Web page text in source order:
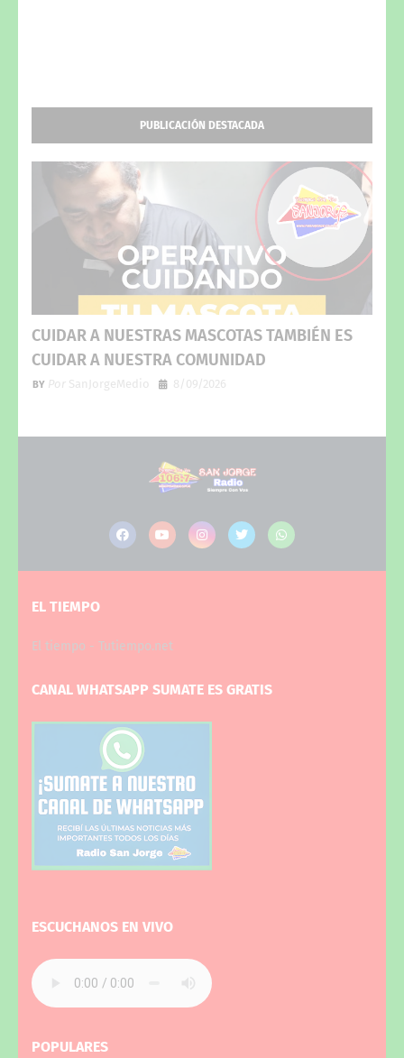
PUBLICACIÓN DESTACADA
CUIDAR A NUESTRAS MASCOTAS TAMBIÉN ES
CUIDAR A NUESTRA COMUNIDAD
Por SanJorgeMedio 8/09/2026
EL TIEMPO
El tiempo - Tutiempo.net
CANAL WHATSAPP SUMATE ES GRATIS
ESCUCHANOS EN VIVO
POPULARES